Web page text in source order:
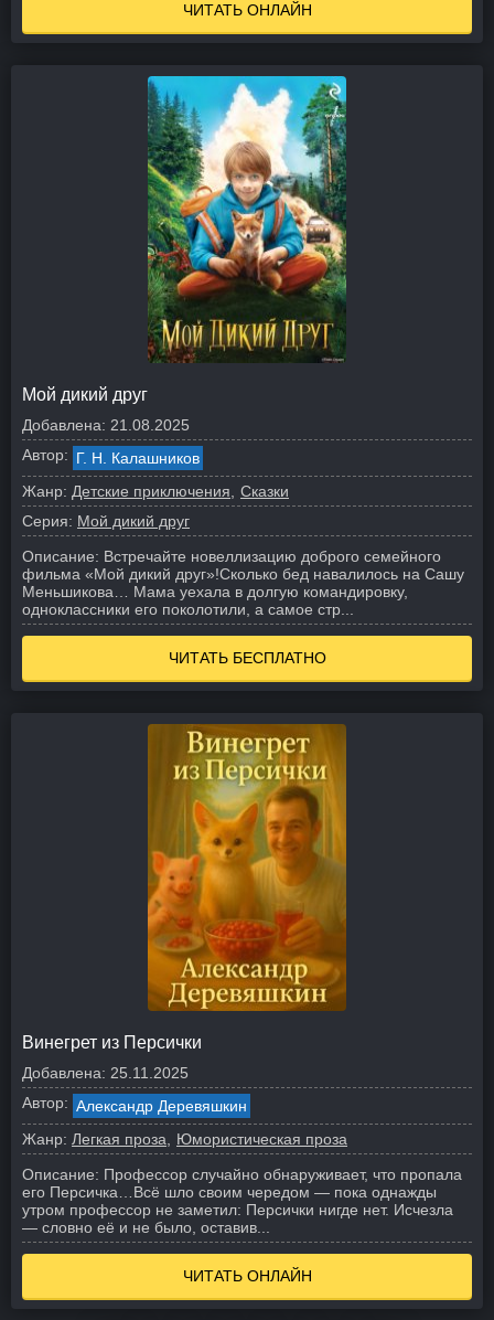
ЧИТАТЬ ОНЛАЙН
Мой дикий друг
Добавлена: 21.08.2025
Автор: Г. Н. Калашников
Жанр: Детские приключения
Сказки
Серия: Мой дикий друг
Описание: Встречайте новеллизацию доброго семейного
фильма «Мой дикий друг»!Сколько бед навалилось на Сашу
Меньшикова… Мама уехала в долгую командировку,
одноклассники его поколотили, а самое стр...
ЧИТАТЬ БЕСПЛАТНО
Винегрет из Персички
Добавлена: 25.11.2025
Автор: Александр Деревяшкин
Жанр: Легкая проза
Юмористическая проза
Описание: Профессор случайно обнаруживает, что пропала
его Персичка… Всё шло своим чередом — пока однажды
утром профессор не заметил: Персички нигде нет. Исчезла
— словно её и не было, оставив...
ЧИТАТЬ ОНЛАЙН